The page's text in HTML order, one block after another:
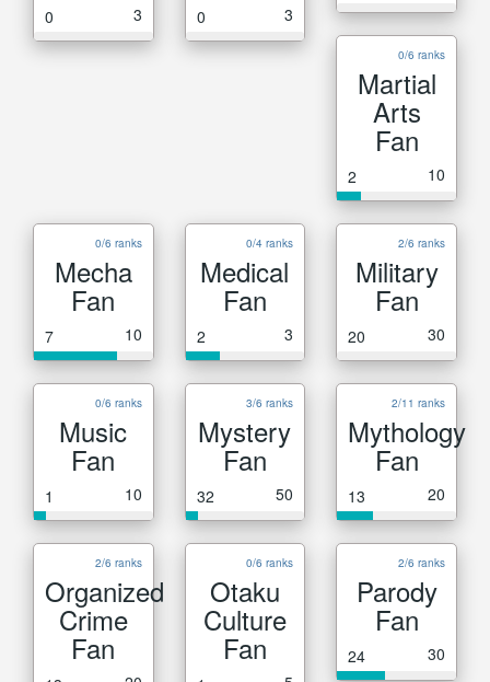
0 3 0 3
0/6 ranks
Martial
Arts
Fan
2 10
0/6 ranks
Mecha
Fan
7 10
0/4 ranks
Medical
Fan
2 3
2/6 ranks
Military
Fan
20 30
0/6 ranks
Music
Fan
1 10
3/6 ranks
Mystery
Fan
32 50
2/11 ranks
Mythology
Fan
13 20
2/6 ranks
Organized
Crime
Fan
0/6 ranks
Otaku
Culture
Fan
2/6 ranks
Parody
Fan
24 30